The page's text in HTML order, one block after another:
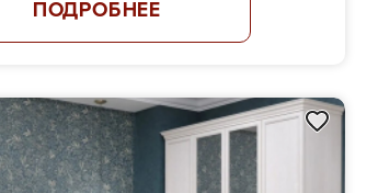
ПОДРОБНЕЕ